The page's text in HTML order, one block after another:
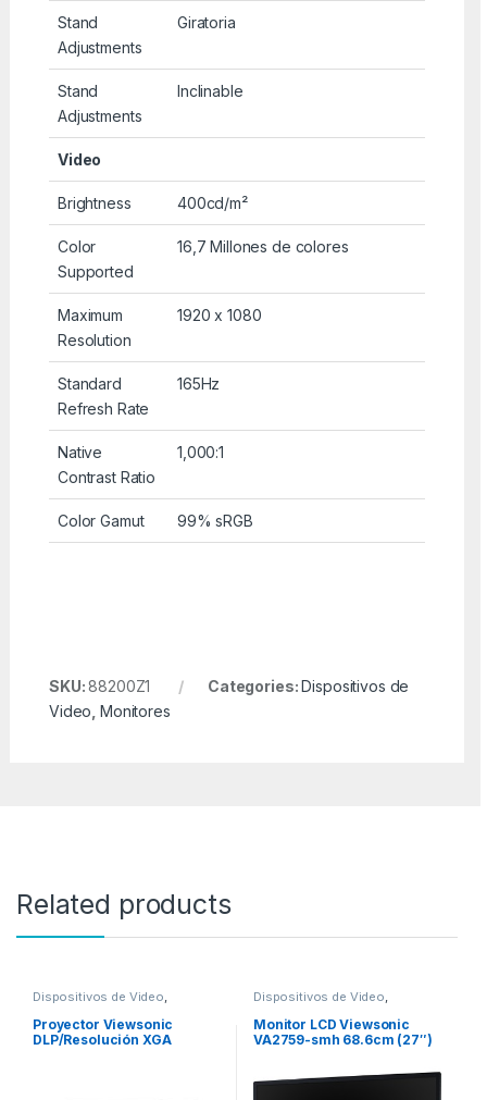
Stand
Adjustments
Giratoria
Stand
Adjustments
Inclinable
Video
Brightness 400cd/m²
Color
Supported
16,7 Millones de colores
Maximum
Resolution
1920 x 1080
Standard
Refresh Rate
165Hz
Native
Contrast Ratio
1,000:1
Color Gamut 99% sRGB
SKU:88200Z1 Categories:Dispositivos de
Video ,Monitores
Related products
Dispositivos de Video,
Proyector Viewsonic
DLP/Resolución XGA
Dispositivos de Video,
Monitor LCD Viewsonic
VA2759-smh 68.6cm (27″)
685.80mm Class – 1920 x
1080 – 16,7 Millones de